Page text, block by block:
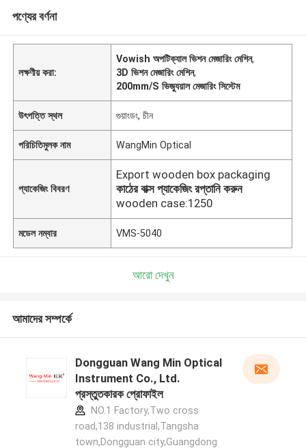
পণ্যের বর্ণনা
লক্ষণীয় করা:
Vowish অপটিক্যাল ভিশন মেজারিং মেশিন,
3D ভিশন মেজারিং মেশিন,
200mm/S ভিজ্যুয়াল মেজারিং সিস্টেম
উৎপত্তি স্থল গুয়াংডং, চীন
পরিচিতিমুলক নাম WangMin Optical
প্যাকেজিং বিবরণ
Export wooden box packaging
কাঠের বাক্স প্যাকেজিং রপ্তানি করুন
wooden case:1250
মডেল নম্বার VMS-5040
আরো দেখুন
আমাদের সম্পর্কে
Dongguan Wang Min Optical
Instrument Co., Ltd.
প্রস্তুতকারক প্রোফাইল
NO.1 Factory,Two cross
road,138 industrial,Tangsha
town,Dongguan city,Guangdong